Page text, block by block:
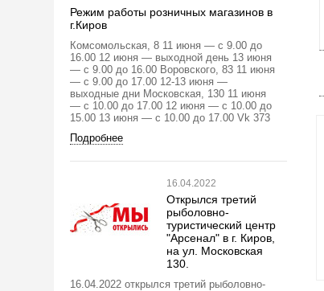
Режим работы розничных магазинов в
г.Киров
Комсомольская, 8 11 июня — с 9.00 до
16.00 12 июня — выходной день 13 июня
— с 9.00 до 16.00 Воровского, 83 11 июня
— с 9.00 до 17.00 12-13 июня —
выходные дни Московская, 130 11 июня
— с 10.00 до 17.00 12 июня — с 10.00 до
15.00 13 июня — с 10.00 до 17.00 Vk 373
Подробнее
16.04.2022
Открылся третий
рыболовно-
туристический центр
"Арсенал" в г. Киров,
на ул. Московская
130.
16.04.2022 открылся третий рыболовно-